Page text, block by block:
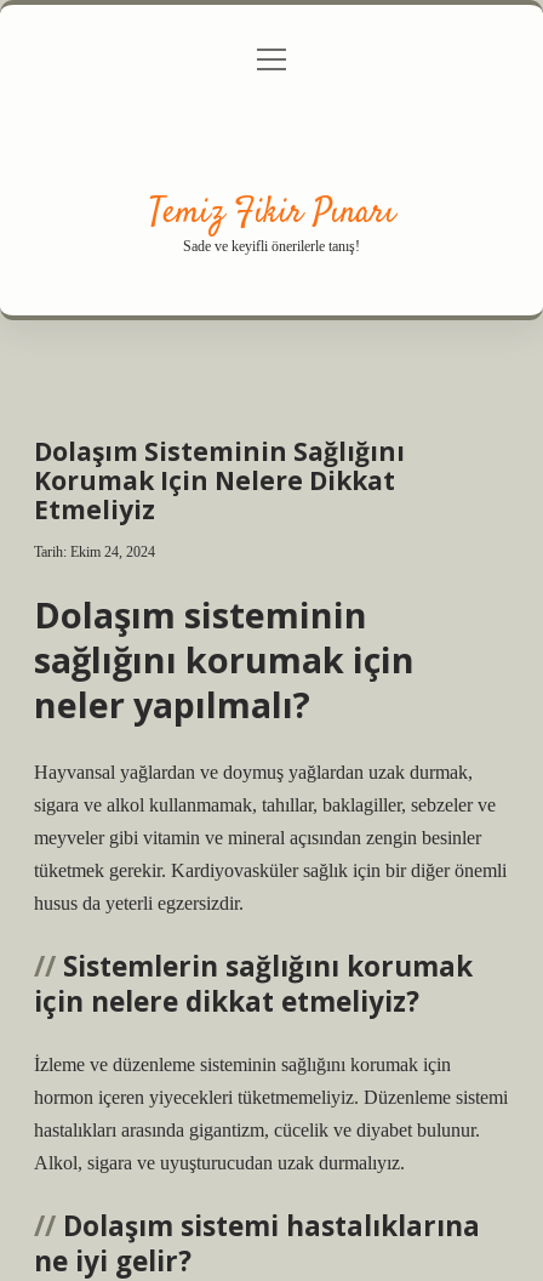
Gizlilik Politikası
menüyü
Temiz Fikir Pınarı
Sade ve keyifli önerilerle tanış!
Dolaşım Sisteminin Sağlığını
Korumak Için Nelere Dikkat
Etmeliyiz
Tarih: Ekim 24, 2024
Dolaşım sisteminin
sağlığını korumak için
neler yapılmalı?
Hayvansal yağlardan ve doymuş yağlardan uzak durmak,
sigara ve alkol kullanmamak, tahıllar, baklagiller, sebzeler ve
meyveler gibi vitamin ve mineral açısından zengin besinler
tüketmek gerekir. Kardiyovasküler sağlık için bir diğer önemli
husus da yeterli egzersizdir.
Sistemlerin sağlığını korumak
için nelere dikkat etmeliyiz?
İzleme ve düzenleme sisteminin sağlığını korumak için
hormon içeren yiyecekleri tüketmemeliyiz. Düzenleme sistemi
hastalıkları arasında gigantizm, cücelik ve diyabet bulunur.
Alkol, sigara ve uyuşturucudan uzak durmalıyız.
Dolaşım sistemi hastalıklarına
ne iyi gelir?